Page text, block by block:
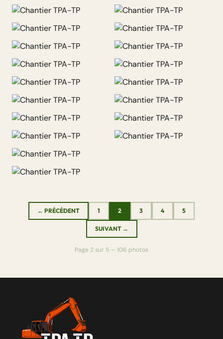
← PRÉCÉDENT 1 2 3 4 5
SUIVANT →
Page 2 sur 5 — 106 photos